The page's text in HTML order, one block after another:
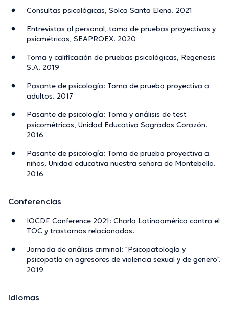
Consultas psicológicas, Solca Santa Elena. 2021
Entrevistas al personal, toma de pruebas proyectivas y
psicmétricas, SEAPROEX. 2020
Toma y calificación de pruebas psicológicas, Regenesis
S.A. 2019
Pasante de psicología: Toma de prueba proyectiva a
adultos. 2017
Pasante de psicología: Toma y análisis de test
psicométricos, Unidad Educativa Sagrados Corazón.
2016
Pasante de psicología: Toma de prueba proyectiva a
niños, Unidad educativa nuestra señora de Montebello.
2016
Conferencias
IOCDF Conference 2021: Charla Latinoamérica contra el
TOC y trastornos relacionados.
Jornada de análisis criminal: "Psicopatología y
psicopatía en agresores de violencia sexual y de genero".
2019
Idiomas